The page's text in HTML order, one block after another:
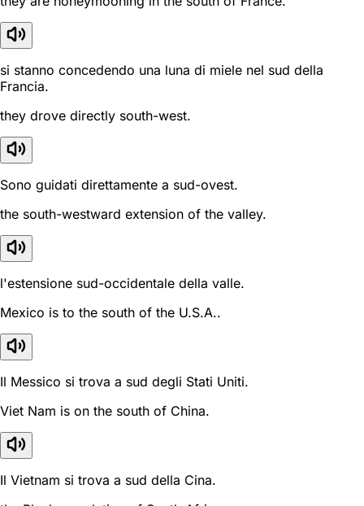
si stanno concedendo una luna di miele nel sud della
Francia.
they drove directly south-west.
Sono guidati direttamente a sud-ovest.
the south-westward extension of the valley.
l'estensione sud-occidentale della valle.
Mexico is to the south of the U.S.A..
Il Messico si trova a sud degli Stati Uniti.
Viet Nam is on the south of China.
Il Vietnam si trova a sud della Cina.